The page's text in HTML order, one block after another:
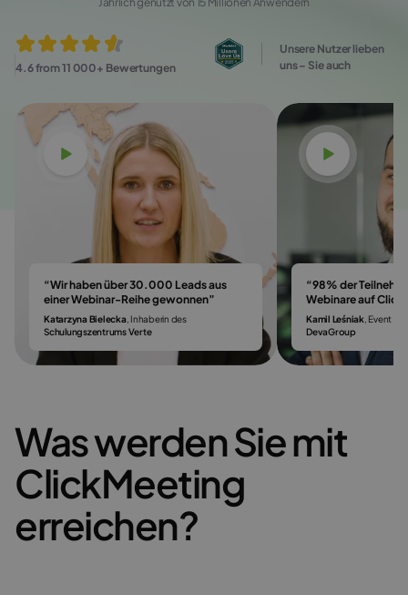
4.6 from 11 000+ Bewertungen
Unsere Nutzer lieben
uns – Sie auch
Video ansehen
“Wir haben über 30.000 Leads aus
einer Webinar-Reihe gewonnen”
Katarzyna Bielecka, Inhaberin des
Schulungszentrums Verte
Video
“98% der
Webinare auf
Kamil Leśniak , Event &
DevaGroup
Was werden Sie mit
ClickMeeting
erreichen?